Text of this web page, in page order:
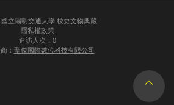
國立陽明交通大學 校史文物典藏
隱私權政策
造訪人次：0
： 聖傑國際數位科技有限公司